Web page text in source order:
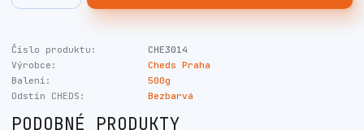
Číslo produktu:
CHE3014
Výrobce:
Cheds Praha
Balení:
500g
Odstín CHEDS:
Bezbarvá
PODOBNÉ PRODUKTY